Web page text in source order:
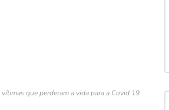
que perderam a vida para a Covid 19